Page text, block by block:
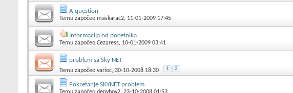
A question
Temu započeo maskarac2, 11-01-2009 17:45
Informacija od pocetnika
Temu započeo Cezaress, 10-01-2009 03:41
problem sa Sky NET
Temu započeo varioc, 30-10-2008 18:30 1 2
Pokretanje SKYNET problem